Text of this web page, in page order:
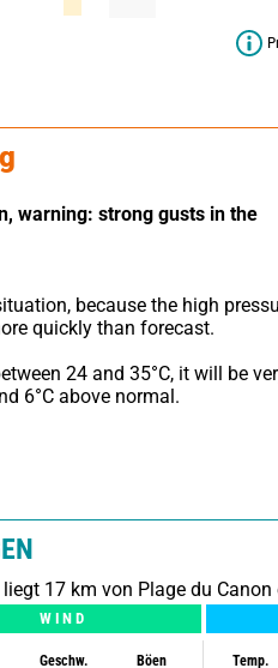
warning: strong gusts in the
because the high
quickly than forecast.
24 and 35°C, it will be
6°C above normal.
liegt 17 km von Plage du
WIND
Geschw.
Böen
Temp.